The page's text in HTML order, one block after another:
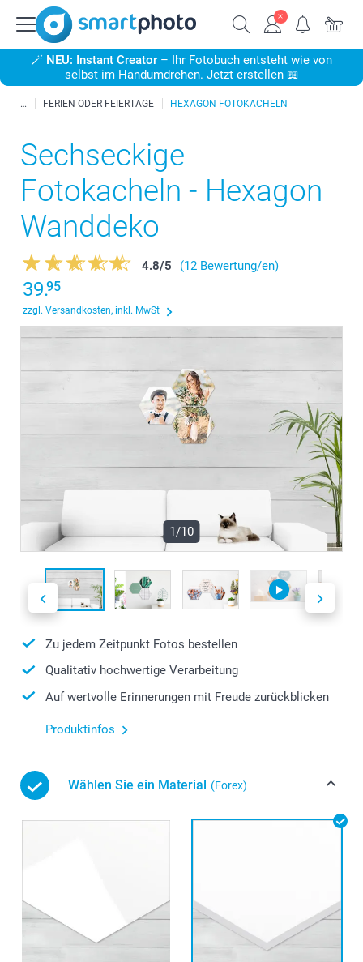
🪄 NEU: Instant Creator – Ihr Fotobuch entsteht wie von
selbst im Handumdrehen. Jetzt erstellen 📖
FERIEN ODER FEIERTAGE HEXAGON FOTOKACHELN
Sechseckige
Fotokacheln - Hexagon
Wanddeko
4.8/5 (12 Bewertung/en)
39.95
zzgl. Versandkosten, inkl. MwSt
1/10
Zu jedem Zeitpunkt Fotos bestellen
Qualitativ hochwertige Verarbeitung
Auf wertvolle Erinnerungen mit Freude zurückblicken
Produktinfos
Wählen Sie ein Material (Forex)